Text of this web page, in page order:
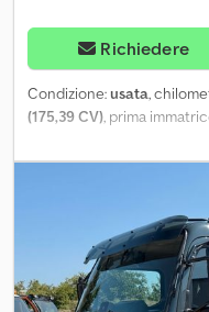
Richiedere
Condizione:usata,
(175,39 CV), prima
ingranaggio:meccanico,
Fuso Canter 7C18 con
5/3150 e 1 container -
sovrapprezzo! Prezzo per
Produttore: Fuso * Tipo: